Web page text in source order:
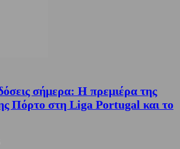
σήμερα: Η πρεμιέρα της
Πόρτο στη Liga Portugal και το